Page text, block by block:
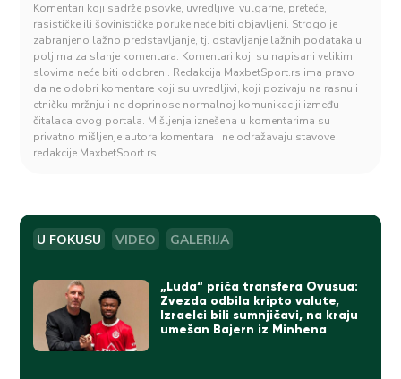
Komentari koji sadrže psovke, uvredljive, vulgarne, preteće,
rasističke ili šovinističke poruke neće biti objavljeni. Strogo je
zabranjeno lažno predstavljanje, tj. ostavljanje lažnih podataka u
poljima za slanje komentara. Komentari koji su napisani velikim
slovima neće biti odobreni. Redakcija MaxbetSport.rs ima pravo
da ne odobri komentare koji su uvredljivi, koji pozivaju na rasnu i
etničku mržnju i ne doprinose normalnoj komunikaciji između
čitalaca ovog portala. Mišljenja iznešena u komentarima su
privatno mišljenje autora komentara i ne odražavaju stavove
redakcije MaxbetSport.rs.
U FOKUSU VIDEO GALERIJA
„Luda“ priča transfera Ovusua:
Zvezda odbila kripto valute,
Izraelci bili sumnjičavi, na kraju
umešan Bajern iz Minhena